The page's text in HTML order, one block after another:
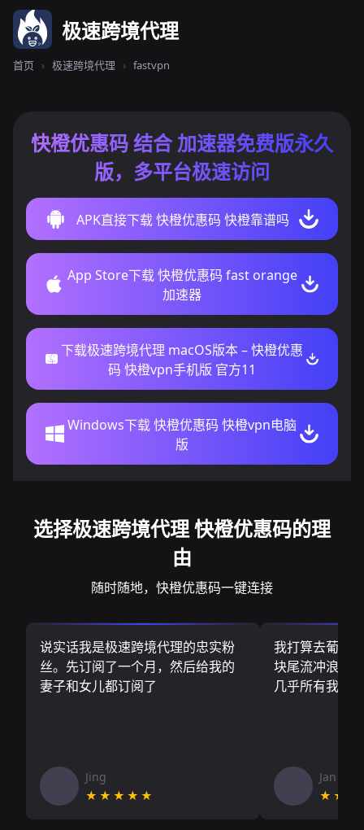
极速跨境代理
首页 › 极速跨境代理 › fastvpn
快橙优惠码 结合 加速器免费版永久
版，多平台极速访问
APK直接下载 快橙优惠码 快橙靠谱吗
App Store下载 快橙优惠码 fast orange
加速器
下载极速跨境代理 macOS版本 – 快橙优惠
码 快橙vpn手机版 官方11
Windows下载 快橙优惠码 快橙vpn电脑
版
选择极速跨境代理 快橙优惠码的理
由
随时随地，快橙优惠码一键连接
说实话我是极速跨境代理的忠实粉
丝。先订阅了一个月，然后给我的
妻子和女儿都订阅了
Jing
★★★★★
我打算去葡萄
块尾流冲浪板
几乎所有我需
Jan V